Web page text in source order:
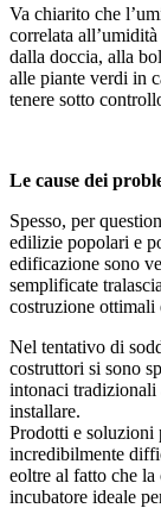
Va chiarito che
correlata
dalla doccia, alla
alle piante verdi in
tenere sotto
Le cause dei
Spesso, per
edilizie popolari e
edificazione sono
semplificate
costruzione ottimali
Nel tentativo di
costruttori si sono
intonaci
installare.
Prodotti e soluzioni
incredibilmente
eoltre al fatto che la
incubatore ideale